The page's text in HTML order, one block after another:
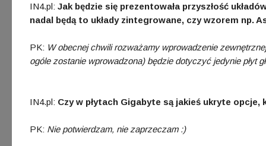
IN4.pl: Jak będzie się prezentowała przyszłość
nadal będą to układy zintegrowane, czy wzorem np.
PK: W obecnej chwili rozważamy wprowadzenie
ogóle zostanie wprowadzona) będzie dotyczyć jedynie płyt
IN4.pl: Czy w płytach Gigabyte są jakieś ukryte
PK: Nie potwierdzam, nie zaprzeczam :)